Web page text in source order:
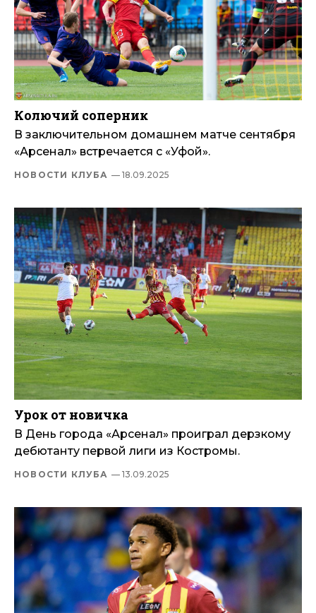
Колючий соперник
В заключительном домашнем матче сентября
«Арсенал» встречается с «Уфой».
НОВОСТИ КЛУБА — 18.09.2025
Урок от новичка
В День города «Арсенал» проиграл дерзкому
дебютанту первой лиги из Костромы.
НОВОСТИ КЛУБА — 13.09.2025